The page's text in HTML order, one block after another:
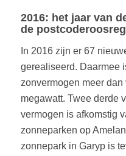
2016: het jaar van
de
In 2016 zijn er 67
gerealiseerd. Daarmee
zonvermogen meer
megawatt. Twee derde
vermogen is afkomstig
zonneparken op
zonnepark in Garyp is